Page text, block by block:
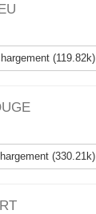
(119.82k)
(330.21k)